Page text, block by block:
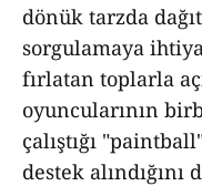
dönük tarzda
sorgulamaya
fırlatan toplarla
oyuncularının
çalıştığı
destek